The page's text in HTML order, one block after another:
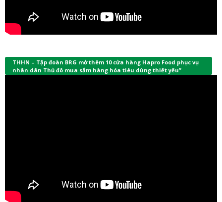
THHN – Tập đoàn BRG mở thêm 10 cửa hàng Hapro Food phục vụ
nhân dân Thủ đô mua sắm hàng hóa tiêu dùng thiết yếu”